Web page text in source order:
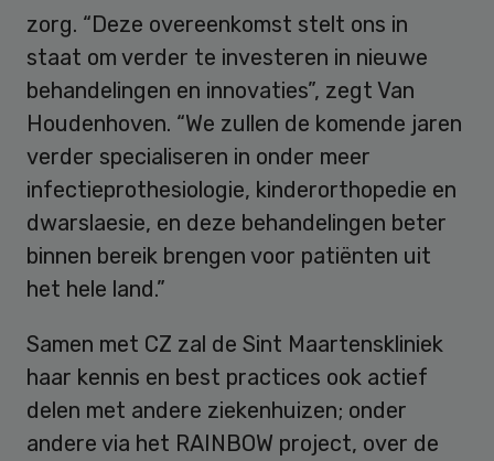
zorg. “Deze overeenkomst stelt ons in
staat om verder te investeren in nieuwe
behandelingen en innovaties”, zegt Van
Houdenhoven. “We zullen de komende jaren
verder specialiseren in onder meer
infectieprothesiologie, kinderorthopedie en
dwarslaesie, en deze behandelingen beter
binnen bereik brengen voor patiënten uit
het hele land.”
Samen met CZ zal de Sint Maartenskliniek
haar kennis en best practices ook actief
delen met andere ziekenhuizen; onder
andere via het RAINBOW project, over de